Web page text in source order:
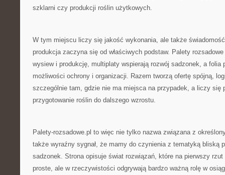
szklarni czy produkcji roślin użytkowych.
W tym miejscu liczy się jakość wykonania, ale także
produkcja zaczyna się od właściwych podstaw. Palety
wysiew i produkcję, multiplaty wspierają rozwój sadzonek, a folia
możliwości ochrony i organizacji. Razem tworzą ofertę spójną,
szczególnie tam, gdzie nie ma miejsca na przypadek, a liczy się
przygotowanie roślin do dalszego wzrostu.
Palety-rozsadowe.pl to więc nie tylko nazwa związana z
także wyraźny sygnał, że mamy do czynienia z tematyką bliską
sadzonek. Strona opisuje świat rozwiązań, które na pierwszy
proste, ale w rzeczywistości odgrywają bardzo ważną rolę w